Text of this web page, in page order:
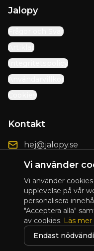
Vi använder
Vi använder
upplevelse på vår
personalisera
"Acceptera alla"
av cookies. Läs
Endast
Jalopy
Frågor och Svar
Artiklar
Integritetspolicy
Användarvillkor
Cookies
Kontakt
hej@jalopy.se
Förbättringsförslag
© 2025 Jalopy.